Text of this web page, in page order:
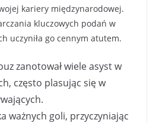
kariery międzynarodowej.
kluczowych podań w
uczyniła go cennym atutem.
zanotował wiele asyst w
często plasując się w
ważnych goli, przyczyniając